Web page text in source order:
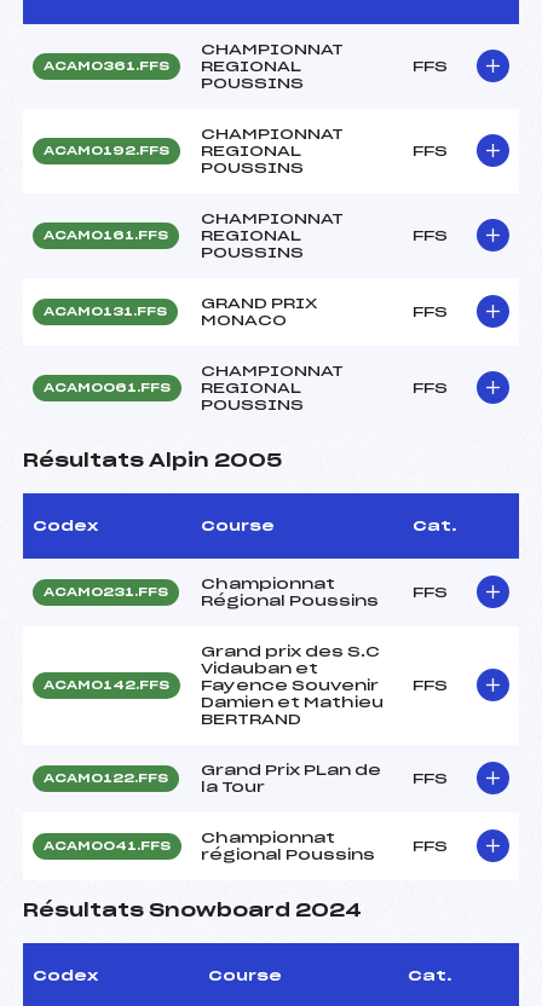
ACAM0361.FFS
CHAMPIONNAT
REGIONAL
POUSSINS
FFS
ACAM0192.FFS
CHAMPIONNAT
REGIONAL
POUSSINS
FFS
ACAM0161.FFS
CHAMPIONNAT
REGIONAL
POUSSINS
FFS
ACAM0131.FFS
GRAND PRIX
MONACO
FFS
ACAM0061.FFS
CHAMPIONNAT
REGIONAL
POUSSINS
FFS
Résultats Alpin 2005
Codex Course Cat.
ACAM0231.FFS
Championnat
Régional Poussins
FFS
ACAM0142.FFS
Grand prix des S.C
Vidauban et
Fayence Souvenir
Damien et Mathieu
BERTRAND
FFS
ACAM0122.FFS
Grand Prix PLan de
la Tour
FFS
ACAM0041.FFS
Championnat
régional Poussins
FFS
Résultats Snowboard 2024
Codex Course Cat.